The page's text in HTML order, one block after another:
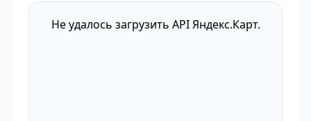
Не удалось загрузить API Яндекс.Карт.